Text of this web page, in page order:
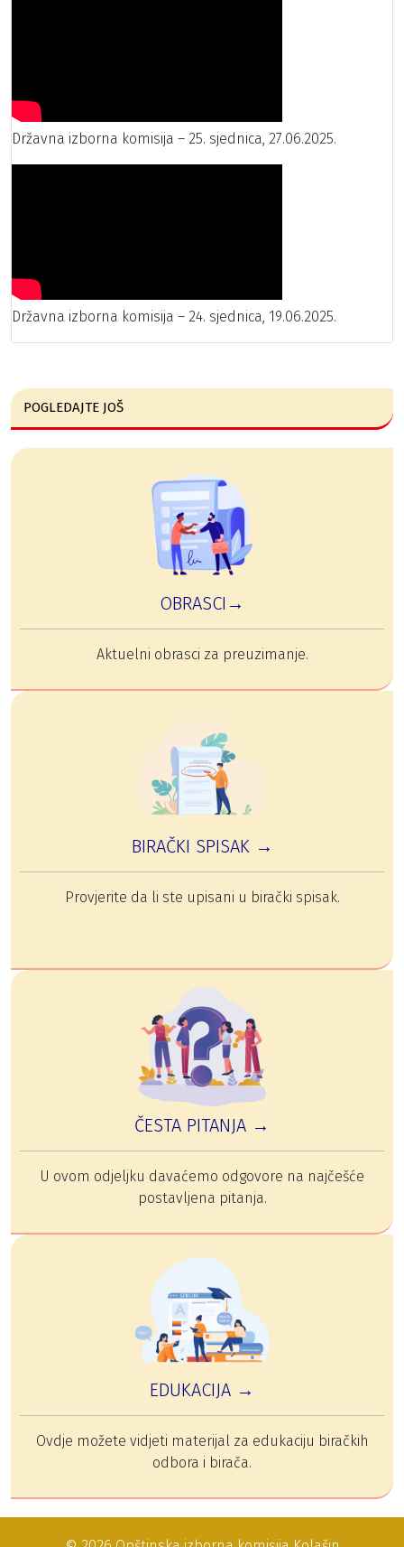
Državna izborna komisija – 25. sjednica, 27.06.2025.
Državna izborna komisija – 24. sjednica, 19.06.2025.
POGLEDAJTE JOŠ
OBRASCI→
Aktuelni obrasci za preuzimanje.
BIRAČKI SPISAK →
Provjerite da li ste upisani u birački spisak.
ČESTA PITANJA →
U ovom odjeljku davaćemo odgovore na najčešće
postavljena pitanja.
EDUKACIJA →
Ovdje možete vidjeti materijal za edukaciju biračkih
odbora i birača.